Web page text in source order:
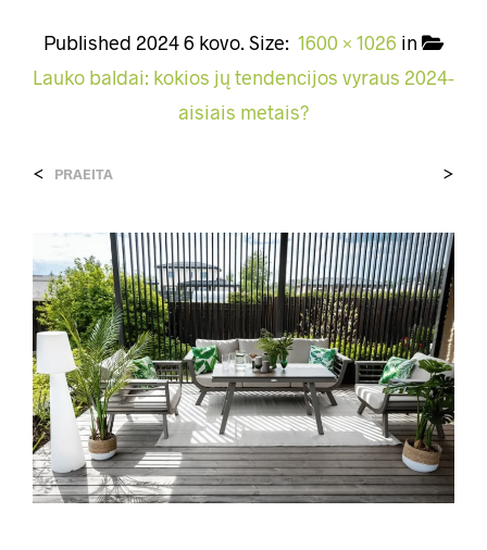
Published 2024 6 kovo. Size: 1600 × 1026 in
Lauko baldai: kokios jų tendencijos vyraus 2024-
aisiais metais?
< PRAEITA >